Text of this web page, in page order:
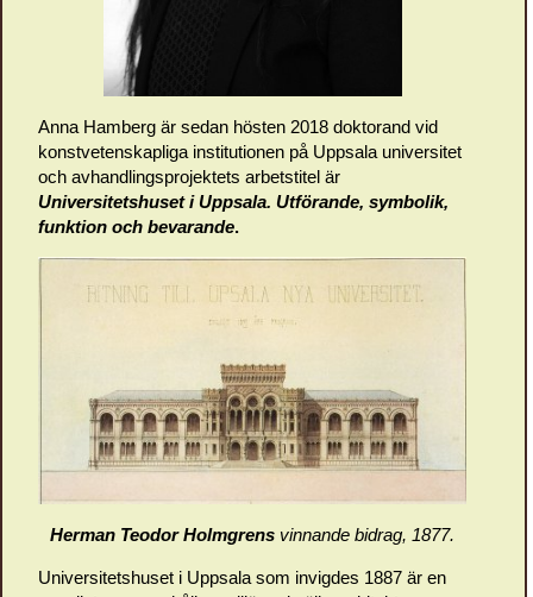
Anna Hamberg är sedan hösten 2018 doktorand vid
konstvetenskapliga institutionen på Uppsala universitet
och avhandlingsprojektets arbetstitel är
Universitetshuset i Uppsala. Utförande, symbolik,
funktion och bevarande.
Herman Teodor Holmgrens vinnande bidrag, 1877.
Universitetshuset i Uppsala som invigdes 1887 är en